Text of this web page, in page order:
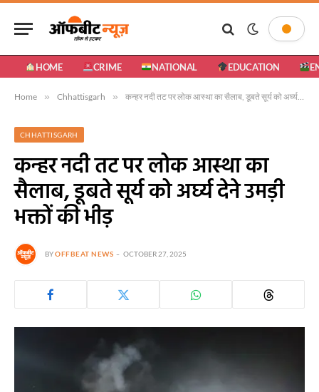
HOME CRIME NATIONAL EDUCATION
Home » Chhattisgarh » कन्हर नदी तट पर लोक आस्था का सैलाब, डूबते सूर्य को अर्घ्य देने उमड़ी भक्तों की भीड़
CHHATTISGARH
कन्हर नदी तट पर लोक आस्था का
सैलाब, डूबते सूर्य को अर्घ्य देने उमड़ी
भक्तों की भीड़
BYOFFBEAT NEWS OCTOBER 27, 2025